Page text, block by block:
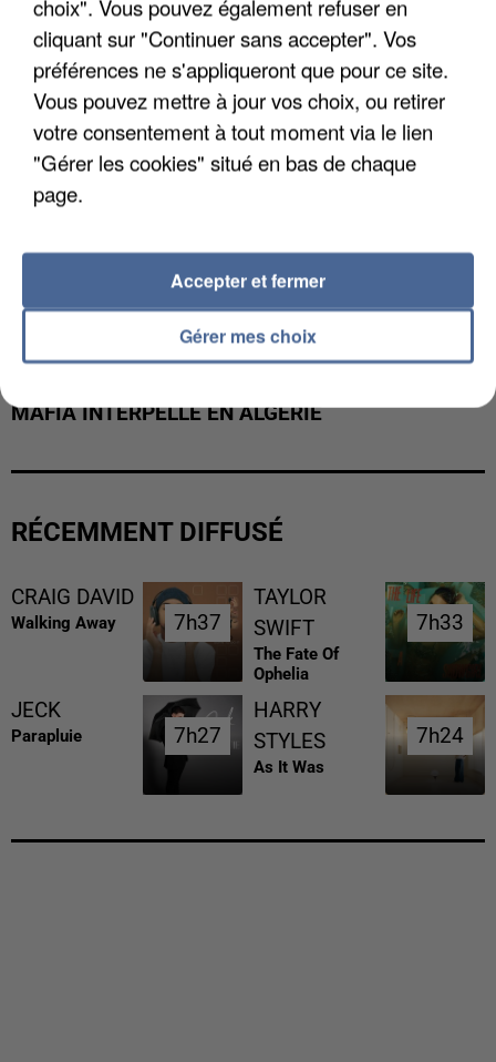
MAFIA INTERPELLÉ EN ALGÉRIE
RÉCEMMENT DIFFUSÉ
CRAIG DAVID
Walking Away 7h37
7h37
TAYLOR
SWIFT
The Fate Of
Ophelia
7h33
7h33
JECK
Parapluie 7h27
7h27
HARRY
STYLES
As It Was
7h24
7h24
choix". Vous pouvez également refuser en
cliquant sur "Continuer sans accepter". Vos
préférences ne s'appliqueront que pour ce site.
Vous pouvez mettre à jour vos choix, ou retirer
votre consentement à tout moment via le lien
"Gérer les cookies" situé en bas de chaque
page.
Gérer mes choix
Accepter et fermer